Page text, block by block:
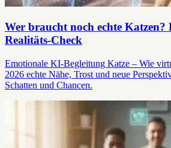
Wer braucht noch echte Katzen?
Realitäts-Check
Emotionale KI-Begleitung Katze – Wie
2026 echte Nähe, Trost und neue
Schatten und Chancen.